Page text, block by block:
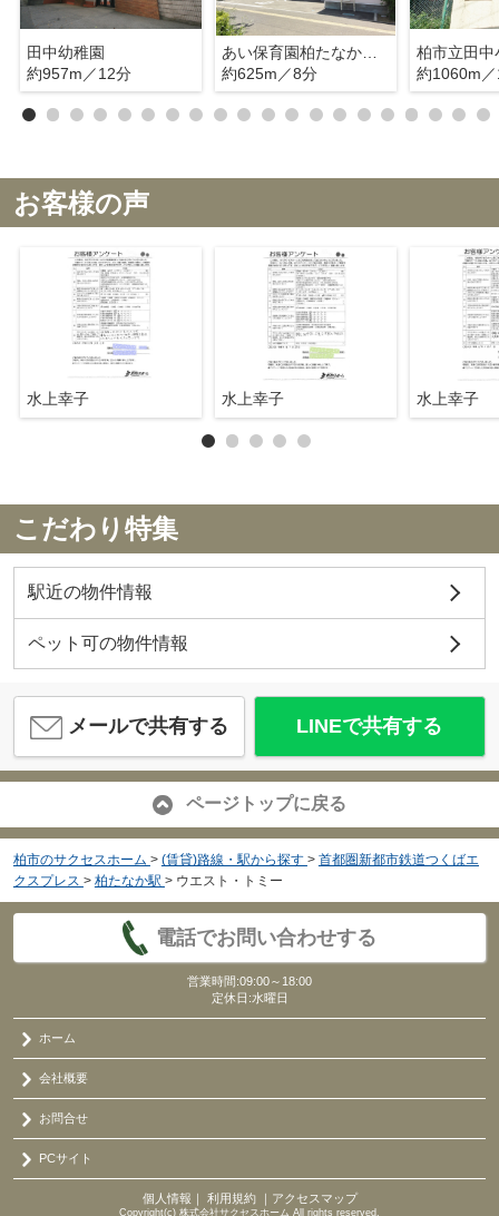
田中幼稚園
約957m／12分
あい保育園柏たなか駅前
約625m／8分
柏市立田中
約1060m
お客様の声
水上幸子 水上幸子 水上幸子
こだわり特集
駅近の物件情報
ペット可の物件情報
メールで共有する LINEで共有する
ページトップに戻る
柏市のサクセスホーム > (賃貸)路線・駅から探す > 首都圏新都市鉄道つくばエ
クスプレス > 柏たなか駅 > ウエスト・トミー
電話でお問い合わせする
営業時間:09:00～18:00
定休日:水曜日
ホーム
会社概要
お問合せ
PCサイト
個人情報 利用規約｜ アクセスマップ
Copyright(c) 株式会社サクセスホーム All rights reserved.